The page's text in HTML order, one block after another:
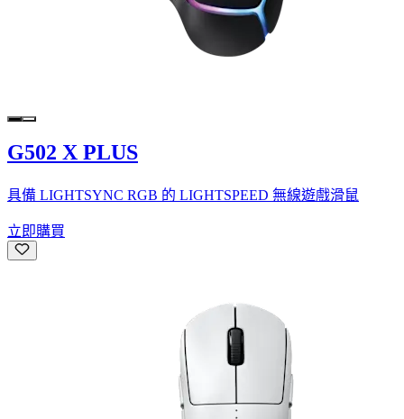
G502 X PLUS
具備 LIGHTSYNC RGB 的 LIGHTSPEED 無線遊戲滑鼠
立即購買